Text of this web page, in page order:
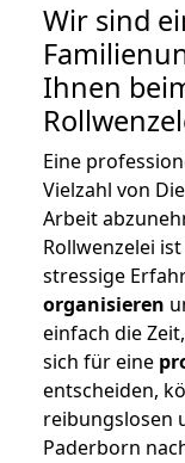
Wir sind
Ihnen
Eine
Vielzahl von
Arbeit
Rollwenzelei
stressige
organisieren
einfach die
sich für eine
entscheiden,
reibungslosen
Paderborn